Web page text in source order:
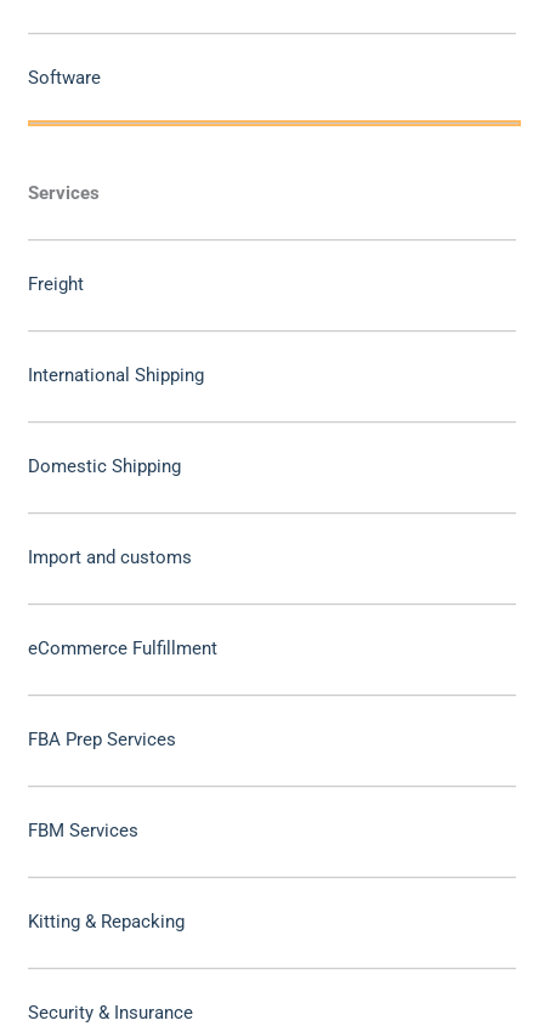
Software
Services
Freight
International Shipping
Domestic Shipping
Import and customs
eCommerce Fulfillment
FBA Prep Services
FBM Services
Kitting & Repacking
Security & Insurance